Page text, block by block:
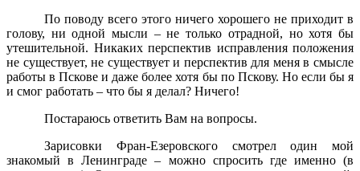
По поводу всего этого ничего хорошего не приходит в
голову, ни одной мысли – не только отрадной, но хотя бы
утешительной. Никаких перспектив исправления положения
не существует, не существует и перспектив для меня в смысле
работы в Пскове и даже более хотя бы по Пскову. Но если бы я
и смог работать – что бы я делал? Ничего!
Постараюсь ответить Вам на вопросы.
Зарисовки Фран-Езеровского смотрел один мой
знакомый в Ленинграде – можно спросить где именно (в